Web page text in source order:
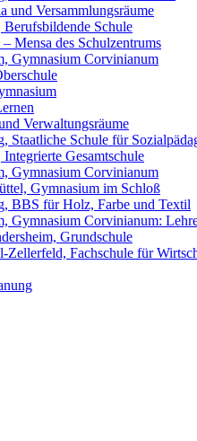
und Versammlungsräume
Berufsbildende Schule
Mensa des Schulzentrums
Gymnasium Corvinianum
Verwaltungsräume
Staatliche Schule für
Gesamtschule
Gymnasium Corvinianum
Gymnasium im Schloß
BBS für Holz, Farbe und Textil
Gymnasium Corvinianum:
Grundschule
Zellerfeld, Fachschule für